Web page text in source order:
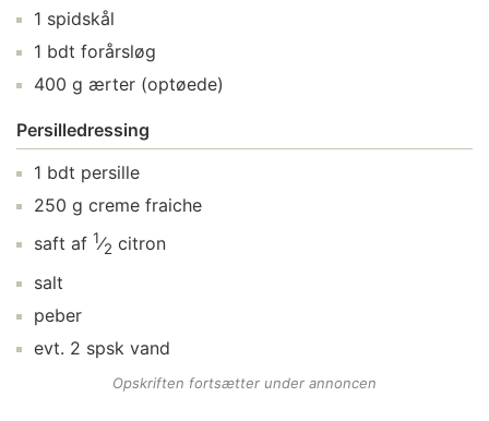
1 spidskål
1 bdt forårsløg
400 g ærter (optøede)
Persilledressing
1 bdt persille
250 g creme fraiche
saft af 1⁄2 citron
salt
peber
evt. 2 spsk vand
Opskriften fortsætter under annoncen